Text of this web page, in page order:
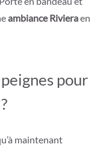
ambiance Rivieraen
pour
maintenant